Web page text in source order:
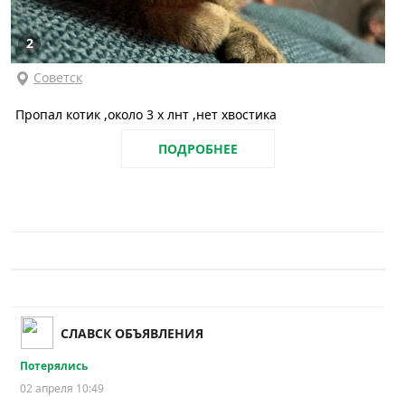
2
Советск
Пропал котик ,около 3 х лнт ,нет хвостика
ПОДРОБНЕЕ
СЛАВСК ОБЪЯВЛЕНИЯ
Потерялись
02 апреля 10:49